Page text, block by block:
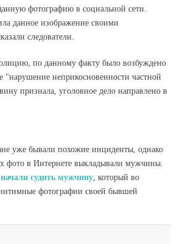
фотографию в социальной сети.
данное изображение своими
следователи.
по данному факту было возбуждено
"нарушение неприкосновенности частной
признала, уголовное дело направлено в
уже бывали похожие инциденты, однако
фото в Интернете выкладывали мужчины.
начали судить мужчину , который во
фотографии своей бывшей